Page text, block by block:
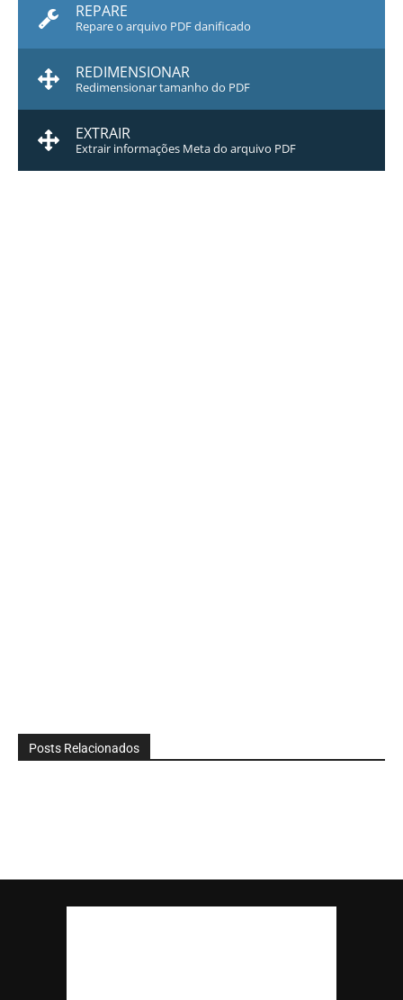
REPARE
Repare o arquivo PDF danificado
REDIMENSIONAR
Redimensionar tamanho do PDF
EXTRAIR
Extrair informações Meta do arquivo PDF
Posts Relacionados